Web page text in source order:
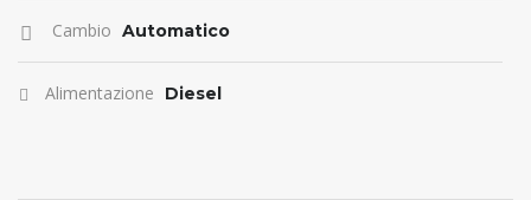
Cambio Automatico
Alimentazione Diesel